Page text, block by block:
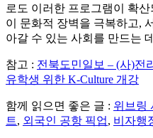
로도 이러한 프로그램이 확
이 문화적 장벽을 극복하고,
아갈 수 있는 사회를 만드는
참고 : 전북도민일보 – (사)전
유학생 위한 K-Culture 개강
함께 읽으면 좋은 글 : 위브링
트, 외국인 공항 픽업, 비자행